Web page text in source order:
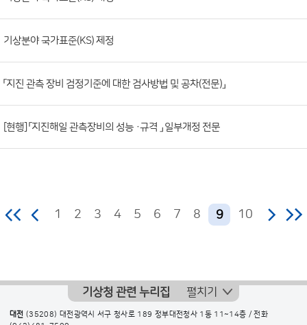
회
수)
기상분야 국가표준(KS) 제정
「지진 관측 장비 검정기준에 대한 검사방법 및 공차(전문)」
[현행] 「지진해일 관측장비의 성능 ·규격 」 일부개정 전문
1 2 3 4 5 6 7 8 9 10
기상청 관련 누리집 펼치기
대전 (35208) 대전광역시 서구 청사로 189 정부대전청사 1동 11~14층 / 전화